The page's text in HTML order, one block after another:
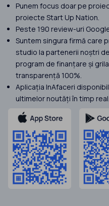
Punem focus doar pe
proiecte Start Up Nation.
Peste 190 review-uri
Suntem singura firmă care
studio la partenerii noștri
program de finanțare și
transparență 100%.
Aplicația InAfaceri
ultimelor noutăți în timp real.